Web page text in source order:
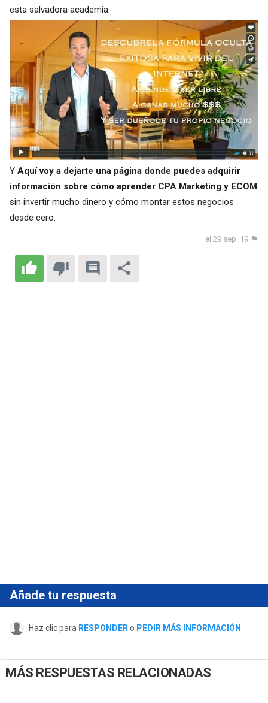
esta salvadora academia.
Y Aquí voy a dejarte una página donde puedes adquirir
información sobre cómo aprender CPA Marketing y ECOM
sin invertir mucho dinero y cómo montar estos negocios
desde cero.
el 29 sep. 19
Añade tu respuesta
Haz clic para RESPONDER o PEDIR MÁS INFORMACIÓN
MÁS RESPUESTAS RELACIONADAS